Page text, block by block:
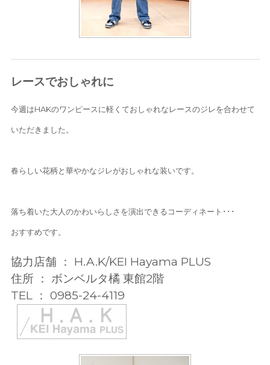
レースでおしゃれに
今週はHAKのワンピースに軽くておしゃれなレースのジレを合わせて
いただきました。
春らしい花柄と華やかなジレがおしゃれな装いです。
落ち着いた大人のかわいらしさを演出できるコーディネート･･･
おすすめです。
協力店舗 ： H.A.K/KEI Hayama PLUS
住所 ： ボンベルタ橘 東館2階
TEL ： 0985-24-4119